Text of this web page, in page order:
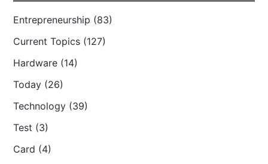
Entrepreneurship (83)
Current Topics (127)
Hardware (14)
Today (26)
Technology (39)
Test (3)
Card (4)